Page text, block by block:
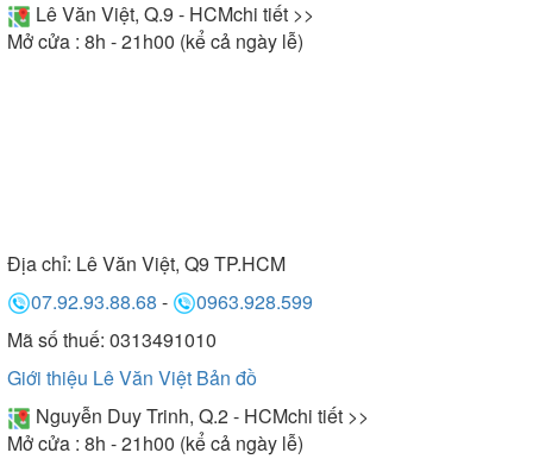
Lê Văn Việt, Q.9 - HCMchi tiết >>
Mở cửa : 8h - 21h00 (kể cả ngày lễ)
Địa chỉ: Lê Văn Việt, Q9 TP.HCM
07.92.93.88.68 -
0963.928.599
Mã số thuế: 0313491010
Giới thiệu Lê Văn Việt Bản đồ
Nguyễn Duy Trinh, Q.2 - HCMchi tiết >>
Mở cửa : 8h - 21h00 (kể cả ngày lễ)